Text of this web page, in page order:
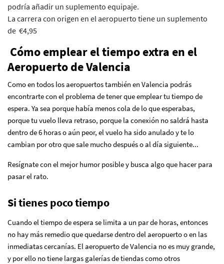
podría añadir un suplemento equipaje.
La carrera con origen en el aeropuerto tiene un suplemento
de €4,95
Cómo emplear el tiempo extra en el
Aeropuerto de Valencia
Como en todos los aeropuertos también en Valencia podrás
encontrarte con el problema de tener que emplear tu tiempo de
espera. Ya sea porque había menos cola de lo que esperabas,
porque tu vuelo lleva retraso, porque la conexión no saldrá hasta
dentro de 6 horas o aún peor, el vuelo ha sido anulado y te lo
cambian por otro que sale mucho después o al día siguiente...
Resígnate con el mejor humor posible y busca algo que hacer para
pasar el rato.
Si tienes poco tiempo
Cuando el tiempo de espera se limita a un par de horas, entonces
no hay más remedio que quedarse dentro del aeropuerto o en las
inmediatas cercanías. El aeropuerto de Valencia no es muy grande,
y por ello no tiene largas galerías de tiendas como otros